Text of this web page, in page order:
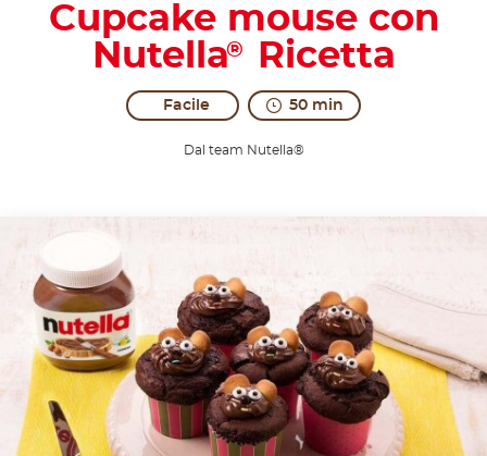
Cupcake mouse con
Nutella® Ricetta
Facile 50 min
Dal team Nutella®